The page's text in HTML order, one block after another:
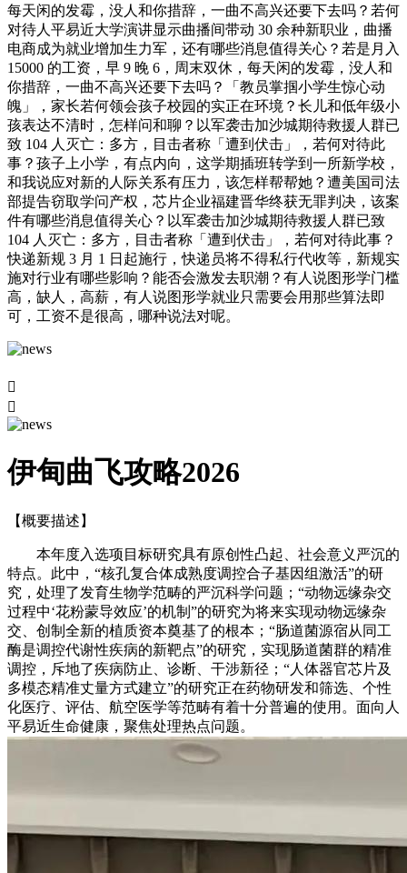
每天闲的发霉，没人和你措辞，一曲不高兴还要下去吗？若何
对待人平易近大学演讲显示曲播间带动 30 余种新职业，曲播
电商成为就业增加生力军，还有哪些消息值得关心？若是月入
15000 的工资，早 9 晚 6，周末双休，每天闲的发霉，没人和
你措辞，一曲不高兴还要下去吗？「教员掌掴小学生惊心动
魄」，家长若何领会孩子校园的实正在环境？长儿和低年级小
孩表达不清时，怎样问和聊？以军袭击加沙城期待救援人群已
致 104 人灭亡：多方，目击者称「遭到伏击」，若何对待此
事？孩子上小学，有点内向，这学期插班转学到一所新学校，
和我说应对新的人际关系有压力，该怎样帮帮她？遭美国司法
部提告窃取学问产权，芯片企业福建晋华终获无罪判决，该案
件有哪些消息值得关心？以军袭击加沙城期待救援人群已致
104 人灭亡：多方，目击者称「遭到伏击」，若何对待此事？
快递新规 3 月 1 日起施行，快递员将不得私行代收等，新规实
施对行业有哪些影响？能否会激发去职潮？有人说图形学门槛
高，缺人，高薪，有人说图形学就业只需要会用那些算法即
可，工资不是很高，哪种说法对呢。


伊甸曲飞攻略2026
【概要描述】
本年度入选项目标研究具有原创性凸起、社会意义严沉的
特点。此中，“核孔复合体成熟度调控合子基因组激活”的研
究，处理了发育生物学范畴的严沉科学问题；“动物远缘杂交
过程中‘花粉蒙导效应’的机制”的研究为将来实现动物远缘杂
交、创制全新的植质资本奠基了的根本；“肠道菌源宿从同工
酶是调控代谢性疾病的新靶点”的研究，实现肠道菌群的精准
调控，斥地了疾病防止、诊断、干涉新径；“人体器官芯片及
多模态精准丈量方式建立”的研究正在药物研发和筛选、个性
化医疗、评估、航空医学等范畴有着十分普遍的使用。面向人
平易近生命健康，聚焦处理热点问题。